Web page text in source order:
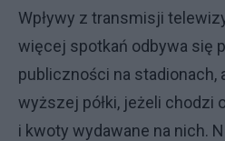
Wpływy z transmisji
więcej spotkań odbywa się
publiczności na stadionach,
wyższej półki, jeżeli chodzi
i kwoty wydawane na nich.